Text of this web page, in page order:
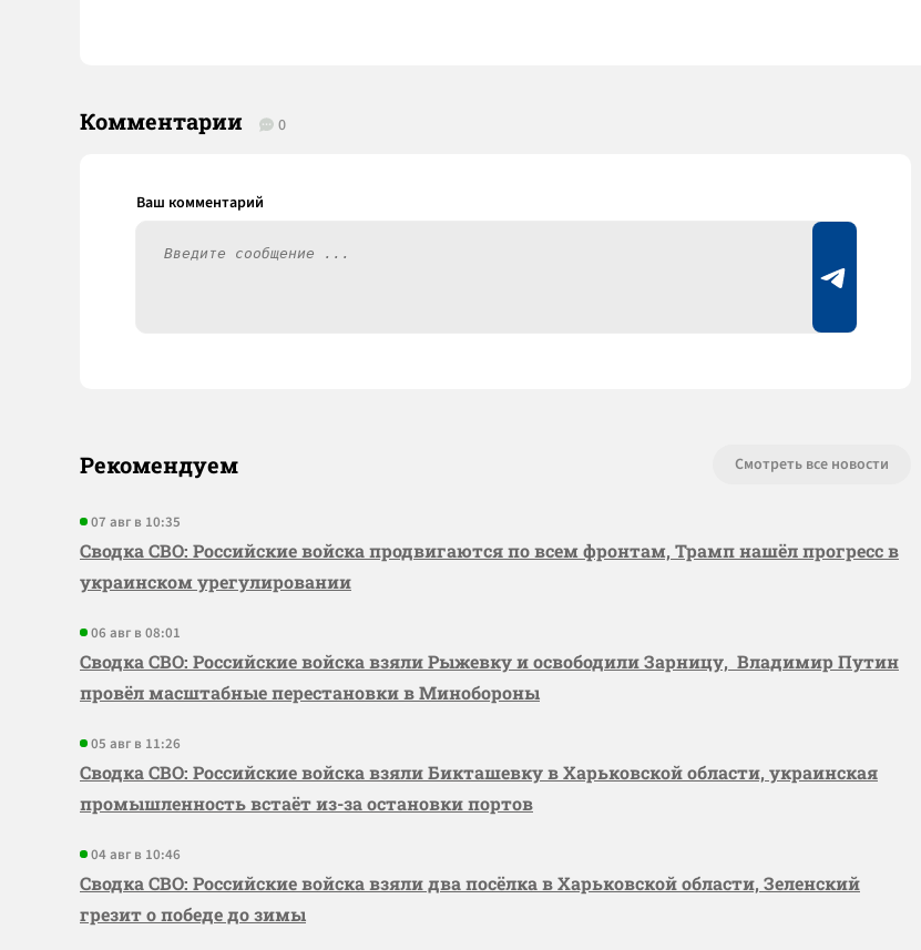
Комментарии 0
Рекомендуем Смотреть все новости
07 авг в 10:35
Сводка СВО: Российские войска продвигаются по всем фронтам, Трамп нашёл прогресс в
украинском урегулировании
06 авг в 08:01
Сводка СВО: Российские войска взяли Рыжевку и освободили Зарницу, Владимир Путин
провёл масштабные перестановки в Минобороны
05 авг в 11:26
Сводка СВО: Российские войска взяли Бикташевку в Харьковской области, украинская
промышленность встаёт из-за остановки портов
04 авг в 10:46
Сводка СВО: Российские войска взяли два посёлка в Харьковской области, Зеленский
грезит о победе до зимы